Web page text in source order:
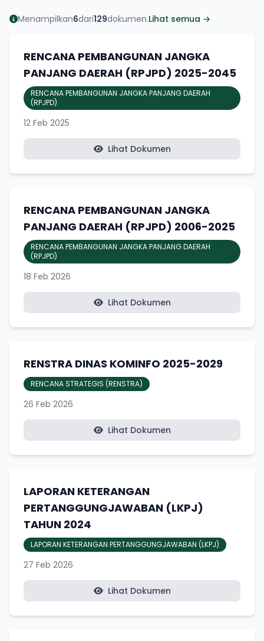
Menampilkan6dari129dokumen.Lihat semua →
RENCANA PEMBANGUNAN JANGKA
PANJANG DAERAH (RPJPD) 2025-2045
RENCANA PEMBANGUNAN JANGKA PANJANG DAERAH
(RPJPD)
12 Feb 2025
Lihat Dokumen
RENCANA PEMBANGUNAN JANGKA
PANJANG DAERAH (RPJPD) 2006-2025
RENCANA PEMBANGUNAN JANGKA PANJANG DAERAH
(RPJPD)
18 Feb 2026
Lihat Dokumen
RENSTRA DINAS KOMINFO 2025-2029
RENCANA STRATEGIS (RENSTRA)
26 Feb 2026
Lihat Dokumen
LAPORAN KETERANGAN
PERTANGGUNGJAWABAN (LKPJ)
TAHUN 2024
LAPORAN KETERANGAN PERTANGGUNGJAWABAN (LKPJ)
27 Feb 2026
Lihat Dokumen